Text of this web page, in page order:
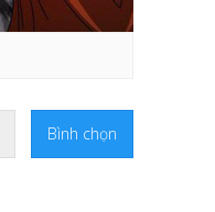
Bình chọn